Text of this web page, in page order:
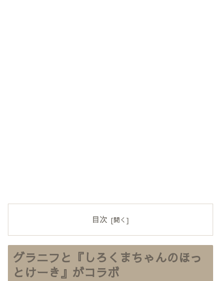
目次
グラニフと『しろくまちゃんのほっ
とけーき』がコラボ